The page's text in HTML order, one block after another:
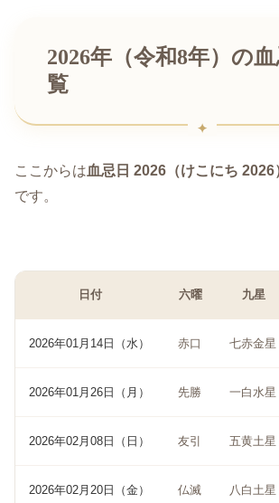
2026年（令和8年）の
覧
ここからは血忌日 2026（けこにち 2026
です。
日付 六曜 九星
2026年01月14日（水） 赤口 七赤金星
2026年01月26日（月） 先勝 一白水星
2026年02月08日（日） 友引 五黄土星
2026年02月20日（金） 仏滅 八白土星